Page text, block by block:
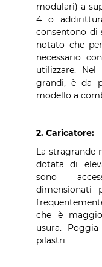
modulari) a
4 o
consentono di
notato che
necessario
utilizzare.
grandi, è da
modello a
2. Caricatore:
La stragrande
dotata di
sono
dimensionati
che è
usura.
pilastri